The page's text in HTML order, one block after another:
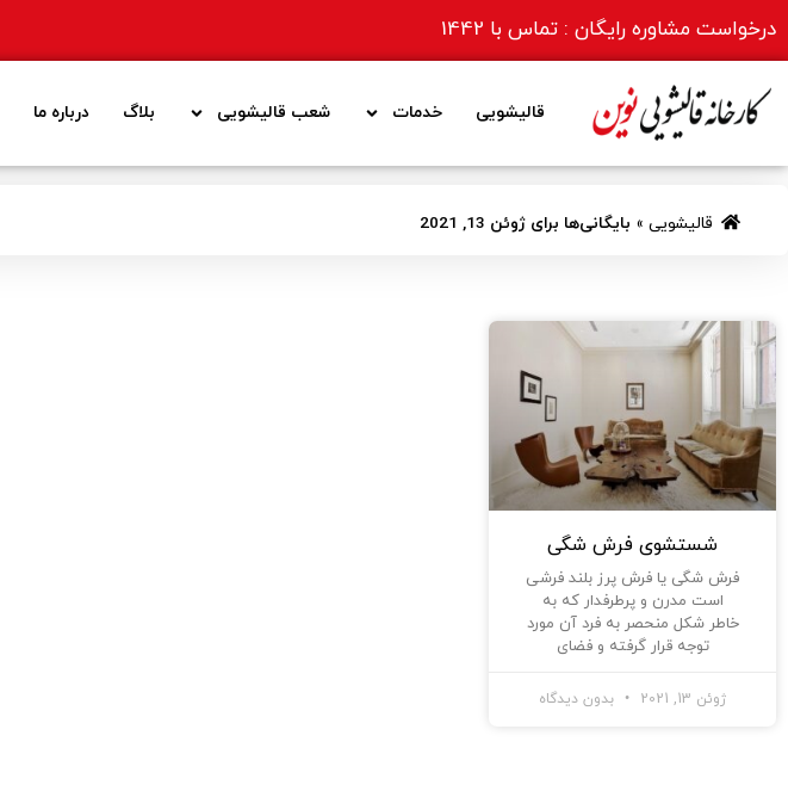
درخواست مشاوره رایگان : تماس با 1442
قالیشویی خدمات شعب قالیشویی بلاگ درباره ما
قالیشویی » بایگانی‌ها برای ژوئن 13, 2021
شستشوی فرش شگی
فرش شگی یا فرش پرز بلند فرشی
است مدرن و پرطرفدار که به
خاطر شکل منحصر به فرد آن مورد
توجه قرار گرفته و فضای
ژوئن 13, 2021 بدون دیدگاه